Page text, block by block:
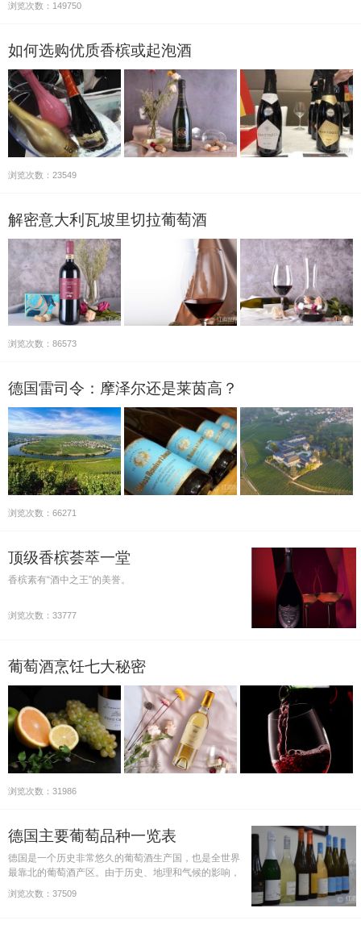
浏览次数：149750
如何选购优质香槟或起泡酒
浏览次数：23549
解密意大利瓦坡里切拉葡萄酒
浏览次数：86573
德国雷司令：摩泽尔还是莱茵高？
浏览次数：66271
顶级香槟荟萃一堂
香槟素有“酒中之王”的美誉。
浏览次数：33777
葡萄酒烹饪七大秘密
浏览次数：31986
德国主要葡萄品种一览表
德国是一个历史非常悠久的葡萄酒生产国，也是全世界
最靠北的葡萄酒产区。由于历史、地理和气候的影响，
种的种植面积比红葡萄品种的要大很多。本文为您介绍
浏览次数：37509